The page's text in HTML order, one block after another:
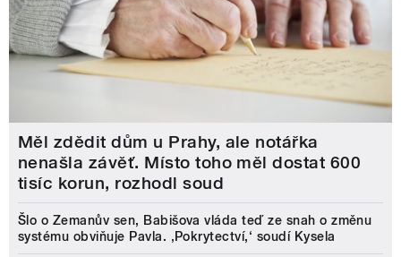
Měl zdědit dům u Prahy, ale notářka
nenašla závěť. Místo toho měl dostat 600
tisíc korun, rozhodl soud
Šlo o Zemanův sen, Babišova vláda teď ze snah o změnu
systému obviňuje Pavla. ‚Pokrytectví,‘ soudí Kysela